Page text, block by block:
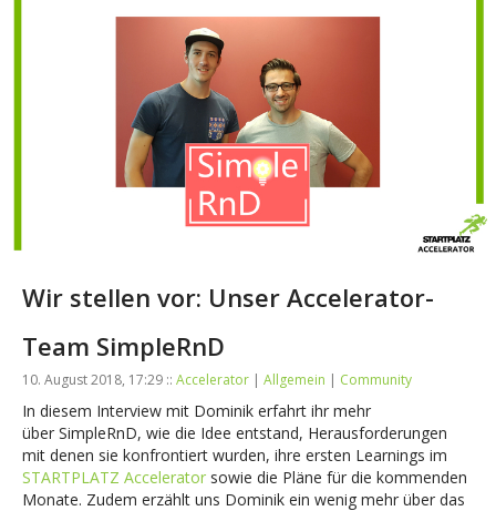
Wir stellen vor: Unser Accelerator-
Team SimpleRnD
10. August 2018, 17:29 :: Accelerator | Allgemein | Community
In diesem Interview mit Dominik erfahrt ihr mehr
über SimpleRnD, wie die Idee entstand, Herausforderungen
mit denen sie konfrontiert wurden, ihre ersten Learnings im
STARTPLATZ Accelerator sowie die Pläne für die kommenden
Monate. Zudem erzählt uns Dominik ein wenig mehr über das